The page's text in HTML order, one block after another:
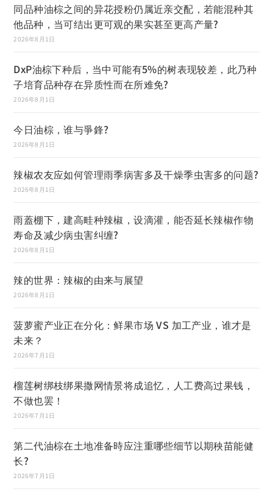
同品种油棕之间的异花授粉仍属近亲交配，若能混种其
他品种，当可结出更可观的果实甚至更高产量?
2026年8月1日
DxP油棕下种后，当中可能有5%的树表现较差，此乃种
子培育品种存在异质性而在所难免?
2026年8月1日
今日油棕，谁与爭鋒?
2026年8月1日
辣椒农友应如何管理雨季病害多及干燥季虫害多的问题?
2026年8月1日
雨蓋棚下，建高畦种辣椒，设滴灌，能否延长辣椒作物
寿命及减少病虫害纠缠?
2026年8月1日
辣的世界：辣椒的由来与展望
2026年8月1日
菠萝蜜产业正在分化：鲜果市场 VS 加工产业，谁才是
未来？
2026年7月1日
榴莲树绑枝绑果撒网情景将成追忆，人工费高过果钱，
不做也罢！
2026年7月1日
第二代油棕在土地准备時应注重哪些细节以期秧苗能健
长?
2026年7月1日